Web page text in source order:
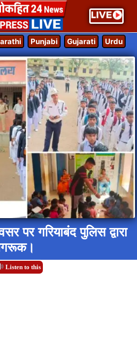
Punjabi Gujarati Urdu
पर गरियाबंद पुलिस द्वारा
Listen to this